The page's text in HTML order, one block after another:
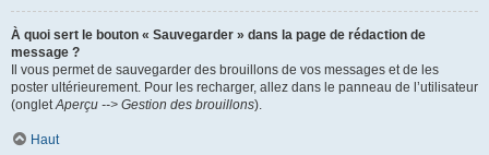
À quoi sert le bouton « Sauvegarder » dans la page de rédaction de
message ?
Il vous permet de sauvegarder des brouillons de vos messages et de les
poster ultérieurement. Pour les recharger, allez dans le panneau de l’utilisateur
(ongletAperçu --> Gestion des brouillons).
Haut